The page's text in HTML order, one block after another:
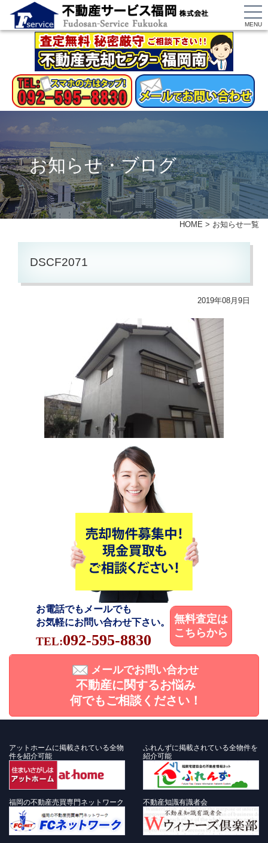
MENU
お知らせ・ブログ
HOME > お知らせ一覧
DSCF2071
2019年08月9日
お電話でもメールでも
お気軽にお問い合わせ下さい。
TEL:092-595-8830
無料査定は
こちらから
メールでお問い合わせ
不動産に関するお悩み
何でもご相談ください！
アットホームに掲載されている全物
件を紹介可能
ふれんずに掲載されている全物件を
紹介可能
福岡の不動産売買専門ネットワーク 不動産知識有識者会